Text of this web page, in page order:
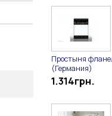
Простыня
(Германия)
1.314грн.